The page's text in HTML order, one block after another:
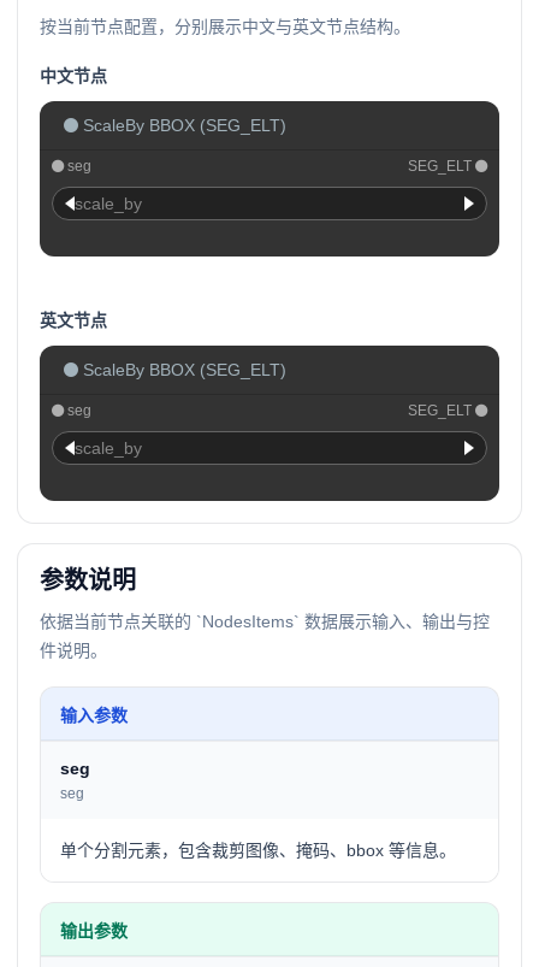
按当前节点配置，分别展示中文与英文节点结构。
中文节点
ScaleBy BBOX (SEG_ELT)
seg SEG_ELT
scale_by
英文节点
ScaleBy BBOX (SEG_ELT)
seg SEG_ELT
scale_by
参数说明
依据当前节点关联的 `NodesItems` 数据展示输入、输出与控
件说明。
输入参数
seg
seg
单个分割元素，包含裁剪图像、掩码、bbox 等信息。
输出参数